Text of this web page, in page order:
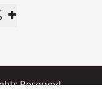
+
Reserved.